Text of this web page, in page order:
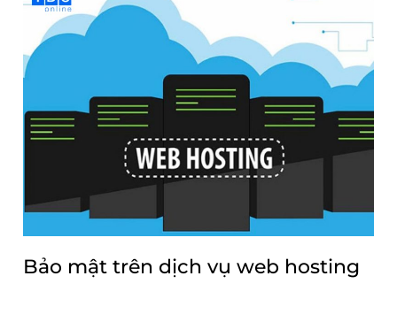
Bảo mật trên dịch vụ web hosting